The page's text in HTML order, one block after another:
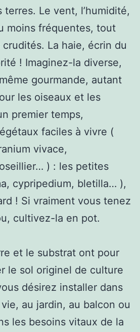
terres. Le vent, l’humidité,
moins fréquentes, tout
La haie, écrin du
! Imaginez-la diverse,
gourmande, autant
les oiseaux et les
premier temps,
faciles à vivre (
vivace,
) : les petites
cypripedium, bletilla… ),
! Si vraiment vous tenez
cultivez-la en pot.
et le substrat ont pour
le sol originel de culture
désirez installer dans
au jardin, au balcon ou
les besoins vitaux de la